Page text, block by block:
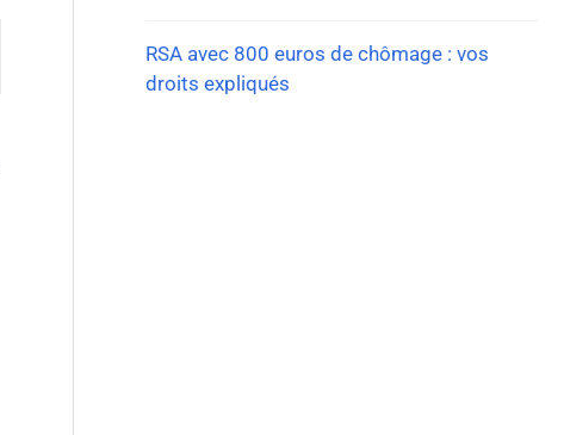
RSA avec 800 euros de chômage : vos
droits expliqués